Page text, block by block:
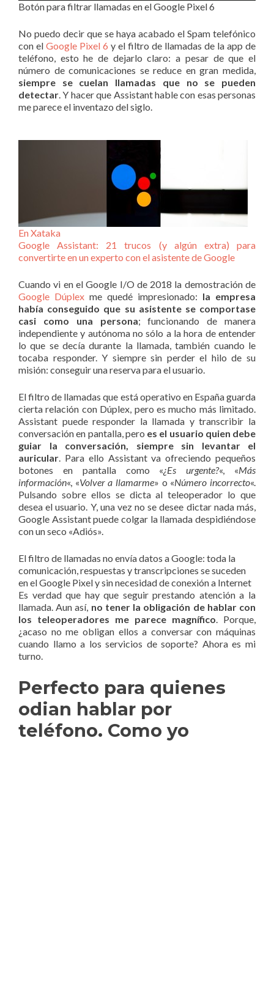
Botón para filtrar llamadas en el Google Pixel 6
No puedo decir que se haya acabado el Spam telefónico
con el Google Pixel 6 y el filtro de llamadas de la app de
teléfono, esto he de dejarlo claro: a pesar de que el
número de comunicaciones se reduce en gran medida,
siempre se cuelan llamadas que no se pueden
detectar. Y hacer que Assistant hable con esas personas
me parece el inventazo del siglo.
En Xataka
Google Assistant: 21 trucos (y algún extra) para
convertirte en un experto con el asistente de Google
Cuando vi en el Google I/O de 2018 la demostración de
Google Dúplex me quedé impresionado: la empresa
había conseguido que su asistente se comportase
casi como una persona; funcionando de manera
independiente y autónoma no sólo a la hora de entender
lo que se decía durante la llamada, también cuando le
tocaba responder. Y siempre sin perder el hilo de su
misión: conseguir una reserva para el usuario.
El filtro de llamadas que está operativo en España guarda
cierta relación con Dúplex, pero es mucho más limitado.
Assistant puede responder la llamada y transcribir la
conversación en pantalla, pero es el usuario quien debe
guiar la conversación, siempre sin levantar el
auricular. Para ello Assistant va ofreciendo pequeños
botones en pantalla como «¿Es urgente?«, «Más
información«, «Volver a llamarme» o «Número incorrecto«.
Pulsando sobre ellos se dicta al teleoperador lo que
desea el usuario. Y, una vez no se desee dictar nada más,
Google Assistant puede colgar la llamada despidiéndose
con un seco «Adiós».
El filtro de llamadas no envía datos a Google: toda la
comunicación, respuestas y transcripciones se suceden
en el Google Pixel y sin necesidad de conexión a Internet
Es verdad que hay que seguir prestando atención a la
llamada. Aun así, no tener la obligación de hablar con
los teleoperadores me parece magnífico. Porque,
¿acaso no me obligan ellos a conversar con máquinas
cuando llamo a los servicios de soporte? Ahora es mi
turno.
Perfecto para quienes
odian hablar por
teléfono. Como yo